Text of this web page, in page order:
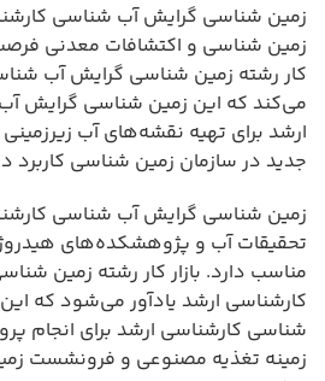
زمین شناسی گرایش آب شناسی
زمین شناسی و اکتشافات معدنی فرصت
کار رشته زمین شناسی گرایش آب
می‌کند که این زمین شناسی گرایش
ارشد برای تهیه نقشه‌های آب
جدید در سازمان زمین شناسی کاربرد
زمین شناسی گرایش آب شناسی
تحقیقات آب و پژوهشکده‌های
مناسب دارد. بازار کار رشته زمین
کارشناسی ارشد یادآور می‌شود که
شناسی کارشناسی ارشد برای انجام
زمینه تغذیه مصنوعی و فرونشست